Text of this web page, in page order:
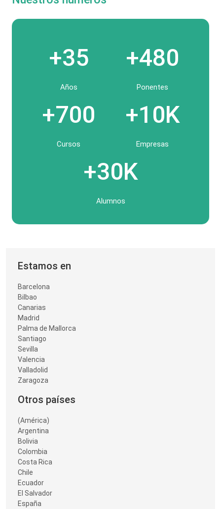
+35
Años
+480
Ponentes
+700
Cursos
+10K
Empresas
+30K
Alumnos
Estamos en
Barcelona
Bilbao
Canarias
Madrid
Palma de Mallorca
Santiago
Sevilla
Valencia
Valladolid
Zaragoza
Otros países
(América)
Argentina
Bolivia
Colombia
Costa Rica
Chile
Ecuador
El Salvador
España